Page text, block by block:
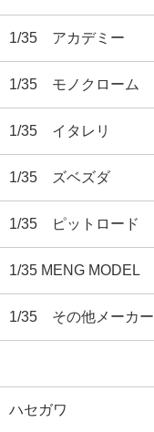
1/35 アカデミー
1/35 モノクローム
1/35 イタレリ
1/35 ズベズダ
1/35 ピットロード
1/35 MENG MODEL
1/35 その他メーカー
ハセガワ